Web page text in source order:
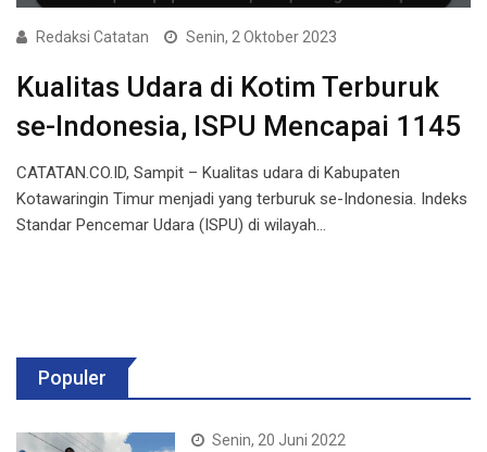
Redaksi Catatan Senin, 2 Oktober 2023
Kualitas Udara di Kotim Terburuk
se-Indonesia, ISPU Mencapai 1145
CATATAN.CO.ID, Sampit – Kualitas udara di Kabupaten
Kotawaringin Timur menjadi yang terburuk se-Indonesia. Indeks
Standar Pencemar Udara (ISPU) di wilayah…
Populer
Senin, 20 Juni 2022